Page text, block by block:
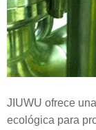
JIUWU ofrece
ecológica para